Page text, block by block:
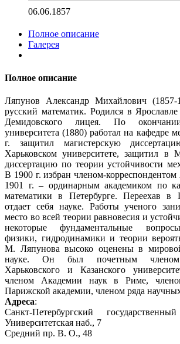
06.06.1857
Полное описание
Галерея
Полное описание
Ляпунов Александр Михайлович (1857-
русский математик. Родился в
Демидовского лицея. По окончании
университета (1880) работал на кафедре
г. защитил магистерскую
Харьковском университете, защитил в
диссертацию по теории устойчивости
В 1900 г. избран членом-
1901 г. – ординарным академиком по
математики в Петербурге. Переехав в
отдает себя науке. Работы ученого
место во всей теории равновесия и
некоторые фундаментальные
физики, гидродинамики и теории
М. Ляпунова высоко оценены в
науке. Он был почетным членом
Харьковского и Казанского
членом Академии наук в Риме,
Парижской академии, членом ряда
Адреса:
Санкт-Петербургский
Университетская наб., 7
Средний пр. В. О., 48